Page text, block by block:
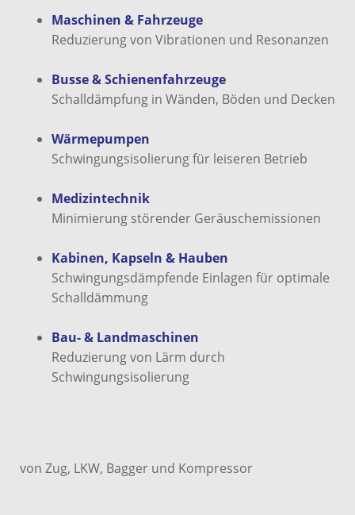
Maschinen & Fahrzeuge
Reduzierung von Vibrationen und Resonanzen
Busse&Schienenfahrzeuge
Schalldämpfung in Wänden, Böden und Decken
Wärmepumpen
Schwingungsisolierung für leiseren Betrieb
Medizintechnik
Minimierung störender Geräuschemissionen
Kabinen, Kapseln & Hauben
Schwingungsdämpfende Einlagen für optimale
Schalldämmung
Bau- & Landmaschinen
Reduzierung von Lärm durch
Schwingungsisolierung